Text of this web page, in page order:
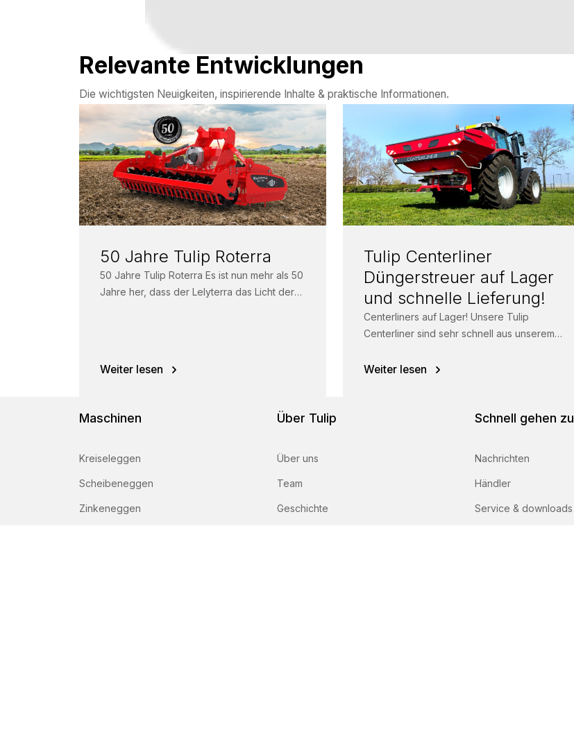
Relevante Entwicklungen
Die wichtigsten Neuigkeiten, inspirierende Inhalte & praktische Informationen.
50 Jahre Tulip Roterra
50 Jahre Tulip Roterra Es ist nun mehr als 50
Jahre her, dass der Lelyterra das Licht der
Weiter lesen
Tulip Centerliner
Düngerstreuer auf Lager
und schnelle Lieferung!
Centerliners auf Lager! Unsere Tulip
Centerliner sind sehr schnell aus unserem
Vorrat reicht! Der...
Weiter lesen
Maschinen
Kreiseleggen
Scheibeneggen
Zinkeneggen
Über Tulip
Über uns
Team
Geschichte
Schnell gehen zu
Nachrichten
Händler
Service & downloads